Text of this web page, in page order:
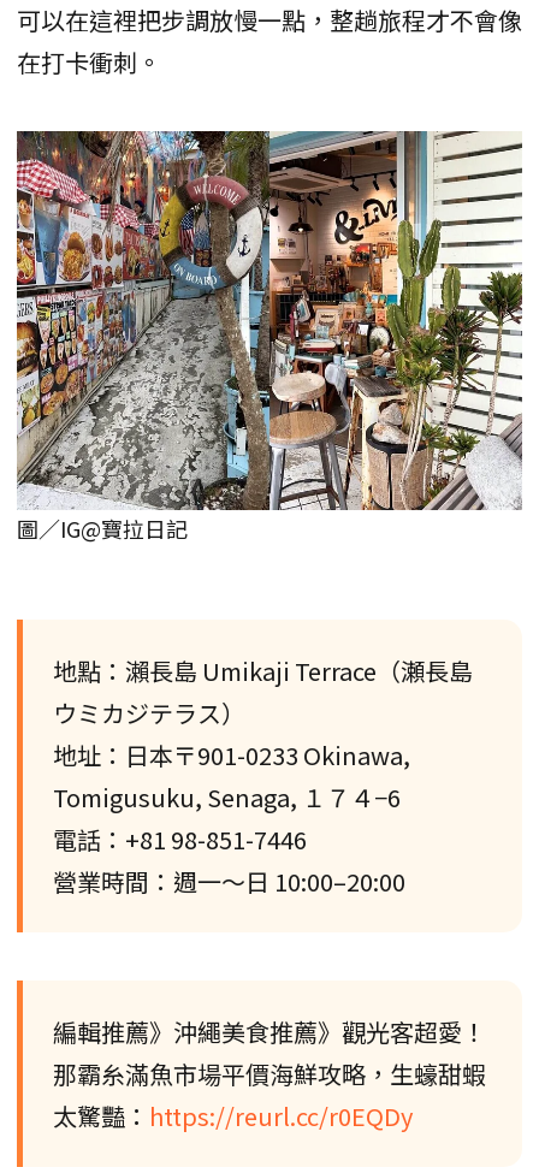
可以在這裡把步調放慢一點，整趟旅程才不會像
在打卡衝刺。
圖／IG@寶拉日記
地點：瀨長島 Umikaji Terrace（瀬長島
ウミカジテラス）
地址：日本〒901-0233 Okinawa,
Tomigusuku, Senaga, １７４−6
電話：+81 98-851-7446
營業時間：週一～日 10:00–20:00
編輯推薦》沖繩美食推薦》觀光客超愛！
那霸糸滿魚市場平價海鮮攻略，生蠔甜蝦
太驚豔： https://reurl.cc/r0EQDy